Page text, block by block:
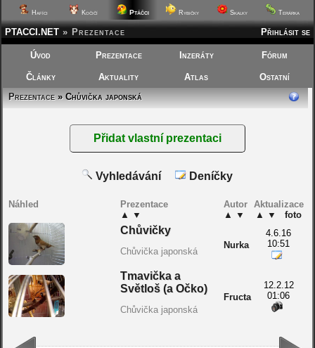
Hafíci Kočičí Ptáčci Rybičky Skalky Terárka
Přihlásit se
PTACCI.NET » Prezentace
Úvod Prezentace Inzeráty Fórum
Články Aktuality Atlas
Ostatní
Prezentace» Chůvička japonská
Vyhledávání Deníčky
Náhled
Prezentace
▲ ▼
Autor
▲ ▼
Aktualizace
▲ ▼ foto
Chůvičky
Chůvička japonská
Nurka
4.6.16
10:51
Tmavička a
Světloš (a Očko)
Chůvička japonská
Fructa
12.2.12
01:06